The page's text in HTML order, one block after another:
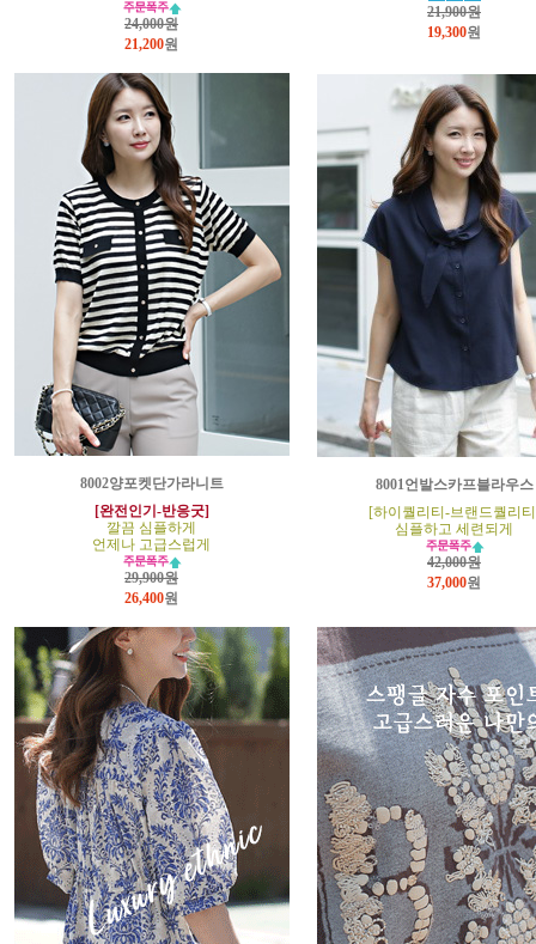
24,000원
21,200원
21,900원
19,300원
8002양포켓단가라니트
[완전인기-반응굿]
깔끔 심플하게
언제나 고급스럽게
29,900원
26,400원
8001언발스카프블라우스
[하이퀄리티-브랜드퀄리
심플하고 세련되게
42,000원
37,000원